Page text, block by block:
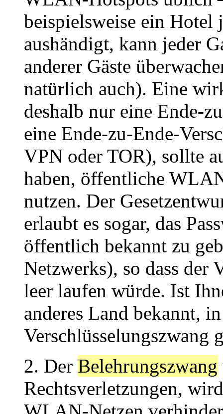
beispielsweise ein Hotel
aushändigt, kann jeder
anderer Gäste
natürlich auch). Eine
deshalb nur eine Ende-
eine Ende-zu-Ende-
VPN oder TOR), sollte
haben, öffentliche
nutzen. Der
erlaubt es sogar, das
öffentlich bekannt zu
Netzwerks), so dass der
leer laufen würde. Ist
anderes Land bekannt,
Verschlüsselungszwang
2. Der Belehrungszwang
Rechtsverletzungen,